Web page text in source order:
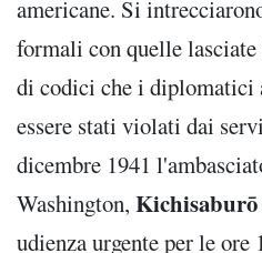
americane. Si
formali con quelle
di codici che i diplomatici
essere stati violati dai
dicembre 1941
Washington,
udienza urgente per le